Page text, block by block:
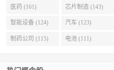
(186)
医药 (161) 芯片制造 (143)
智能设备 (124) 汽车 (123)
制药公司 (115) 电池 (111)